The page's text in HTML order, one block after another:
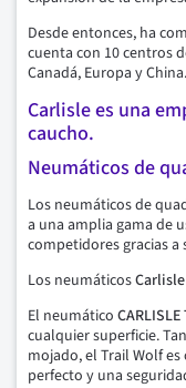
Desde entonces, ha
cuenta con 10 centros
Canadá, Europa y China.
Carlisle es una
caucho.
Neumáticos de
Los neumáticos de
a una amplia gama de
competidores gracias a
Los neumáticosCarlisle
El neumático
cualquier superficie.
mojado, el Trail Wolf
perfecto y una